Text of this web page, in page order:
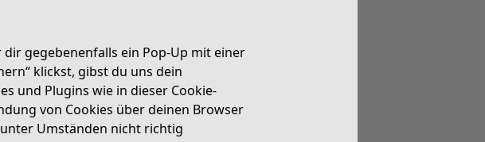
gegebenenfalls ein Pop-Up mit einer
klickst, gibst du uns dein
und Plugins wie in dieser Cookie-
von Cookies über deinen Browser
Umständen nicht richtig